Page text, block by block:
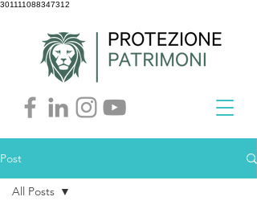
301111088347312
Post
All Posts